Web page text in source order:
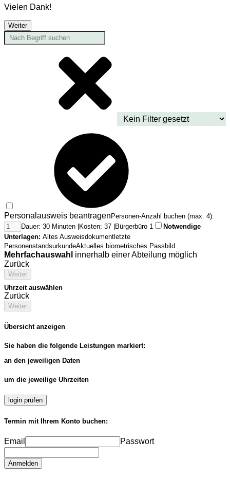
Vielen Dank!
Weiter
Personalausweis beantragenPersonen-Anzahl buchen (max. 4):
Dauer: 30 Minuten |Kosten: 37 |Bürgerbüro 1
Notwendige
Unterlagen: Altes Ausweisdokumentletzte
PersonenstandsurkundeAktuelles biometrisches Passbild
Mehrfachauswahl innerhalb einer Abteilung möglich
Zurück
Weiter
Uhrzeit auswählen
Zurück
Weiter
Übersicht anzeigen
Sie haben die folgende Leistungen markiert:
an den jeweiligen Daten
um die jeweilige Uhrzeiten
login prüfen
Termin mit Ihrem Konto buchen:
Email Passwort
Anmelden